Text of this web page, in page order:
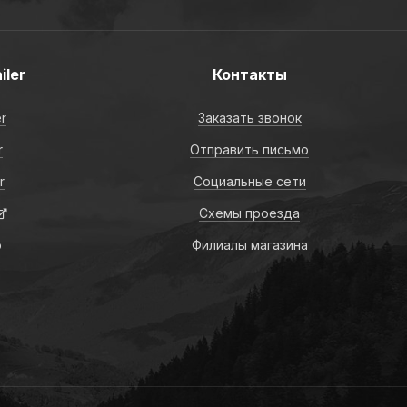
Контакты
Заказать звонок
Отправить письмо
Социальные сети
Схемы проезда
Филиалы магазина